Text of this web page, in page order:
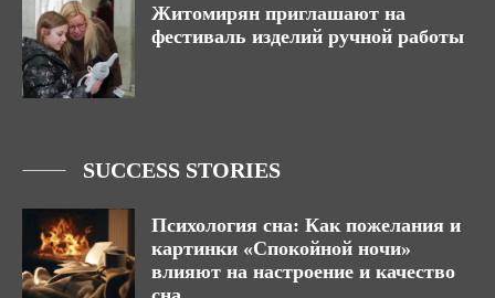
Житомирян приглашают на
фестиваль изделий ручной работы
SUCCESS STORIES
Психология сна: Как пожелания и
картинки «Спокойной ночи»
влияют на настроение и качество